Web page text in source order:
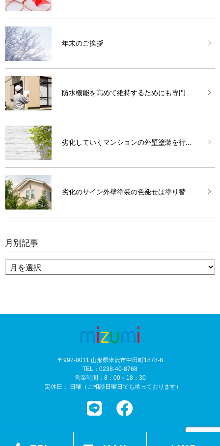
年末のご挨拶
防水機能を高めて維持するためにも専門...
劣化していくマンションの外壁塗装を行...
劣化のサイン外壁塗装の色褪せは塗り替...
月別記事
〒992-0011 山形県米沢市中田町1878-8
TEL：0238-40-8768
営業時間：8：00～18：30
定休日： 日曜（ご相談日曜日でも承っております）